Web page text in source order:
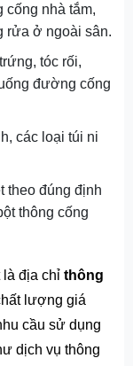
cống nhà tắm,
rửa ở ngoài sân.
tóc rối,
đường cống
các loại túi ni
theo đúng định
thông cống
là địa chỉ thông
lượng giá
cầu sử dụng
dịch vụ thông